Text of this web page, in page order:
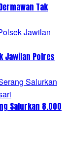
Tak
Jawilan Polres
Salurkan 8.000